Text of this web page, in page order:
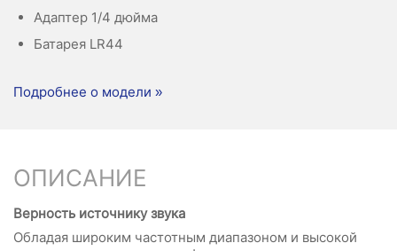
Адаптер 1/4 дюйма
Батарея LR44
Подробнее о модели »
ОПИСАНИЕ
Верность источнику звука
Обладая широким частотным диапазоном и высокой